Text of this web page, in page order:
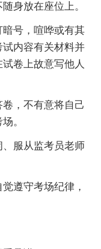
身放在座位上。
号，喧哗或有其
内容有关材料并
卷上故意写他人
，不有意将自己
。
服从监考员老师
遵守考场纪律，